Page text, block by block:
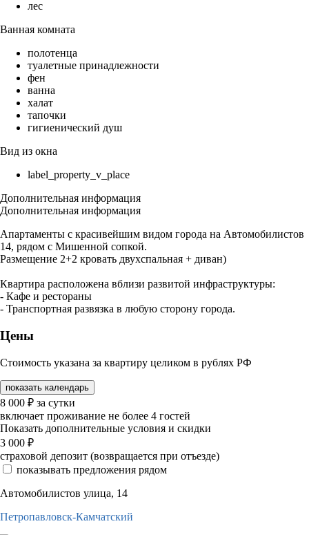
лес
Ванная комната
полотенца
туалетные принадлежности
фен
ванна
халат
тапочки
гигиенический душ
Вид из окна
label_property_v_place
Дополнительная информация
Дополнительная информация
Апартаменты с красивейшим видом города на Автомобилистов
14, рядом с Мишенной сопкой.
Размещение 2+2 кровать двухспальная + диван)
Квартира расположена вблизи развитой инфраструктуры:
- Кафе и рестораны
- Транспортная развязка в любую сторону города.
Цены
Стоимость указана за квартиру целиком в рублях РФ
показать календарь
8 000 ₽ за сутки
включает проживание не более 4 гостей
Показать дополнительные условия и скидки
3 000 ₽
страховой депозит (возвращается при отъезде)
показывать предложения рядом
Автомобилистов улица, 14
Петропавловск-Камчатский